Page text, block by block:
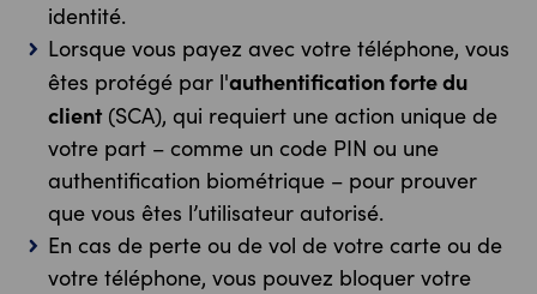
identité.
Lorsque vous payez avec votre téléphone, vous
êtes protégé par l'authentification forte du
client (SCA), qui requiert une action unique de
votre part – comme un code PIN ou une
authentification biométrique – pour prouver
que vous êtes l’utilisateur autorisé.
En cas de perte ou de vol de votre carte ou de
votre téléphone, vous pouvez bloquer votre